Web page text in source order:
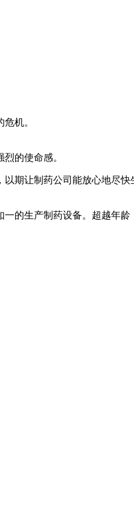
机。
的使命感。
期让制药公司能放心地尽快
的生产制药设备。超越年